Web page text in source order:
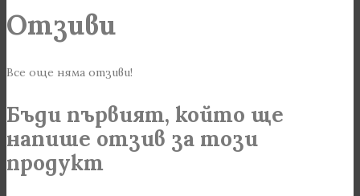
Отзиви
Все още няма отзиви!
Бъди първият, който ще
напише отзив за този
продукт